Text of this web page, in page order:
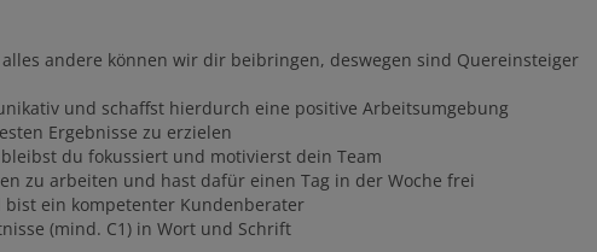
andere können wir dir beibringen, deswegen sind Quereinsteiger
und schaffst hierdurch eine positive Arbeitsumgebung
Ergebnisse zu erzielen
du fokussiert und motivierst dein Team
zu arbeiten und hast dafür einen Tag in der Woche frei
ein kompetenter Kundenberater
(mind. C1) in Wort und Schrift